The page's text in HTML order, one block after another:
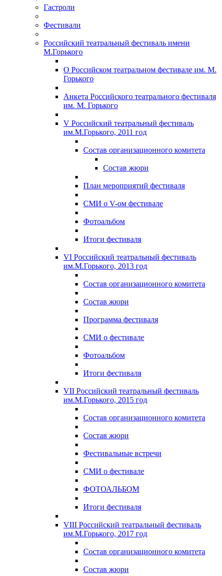
Гастроли
Фестивали
Российский театральный фестиваль имени
М.Горького
О Российском театральном фестивале им. М.
Горького
Анкета Российского театрального фестиваля
им. М. Горького
V Российский театральный фестиваль
им.М.Горького, 2011 год
Состав организационного комитета
Состав жюри
План мероприятий фестиваля
СМИ о V-ом фестивале
Фотоальбом
Итоги фестиваля
VI Российский театральный фестиваль
им.М.Горького, 2013 год
Состав организационного комитета
Состав жюри
Программа фестиваля
СМИ о фестивале
Фотоальбом
Итоги фестиваля
VII Российский театральный фестиваль
им.М.Горького, 2015 год
Состав организационного комитета
Состав жюри
Фестивальные встречи
СМИ о фестивале
ФОТОАЛЬБОМ
Итоги фестиваля
VIII Российский театральный фестиваль
им.М.Горького, 2017 год
Состав организационного комитета
Состав жюри